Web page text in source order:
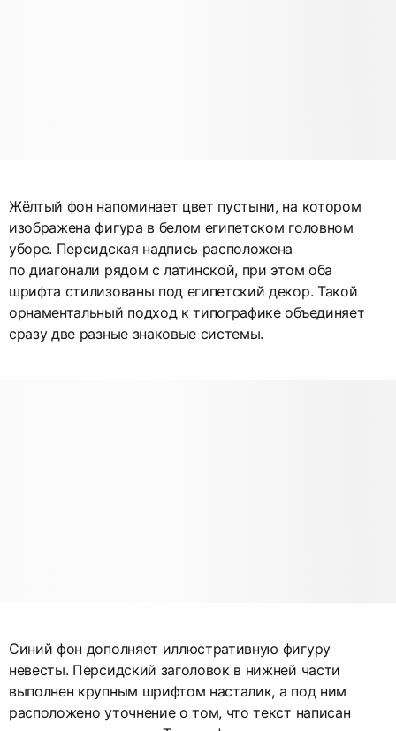
Жёлтый фон напоминает цвет пустыни, на котором
изображена фигура в белом египетском головном
уборе. Персидская надпись расположена
по диагонали рядом с латинской, при этом оба
шрифта стилизованы под египетский декор. Такой
орнаментальный подход к типографике объединяет
сразу две разные знаковые системы.
Синий фон дополняет иллюстративную фигуру
невесты. Персидский заголовок в нижней части
выполнен крупным шрифтом насталик, а под ним
расположено уточнение о том, что текст написан